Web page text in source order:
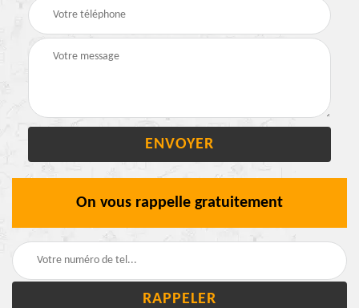
On vous rappelle gratuitement